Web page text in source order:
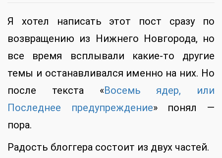
Я хотел написать этот пост сразу по
возвращению из Нижнего Новгорода, но
все время всплывали какие-то другие
темы и останавливался именно на них. Но
после текста «Восемь ядер, или
Последнее предупреждение» понял —
пора.
Радость блоггера состоит из двух частей.